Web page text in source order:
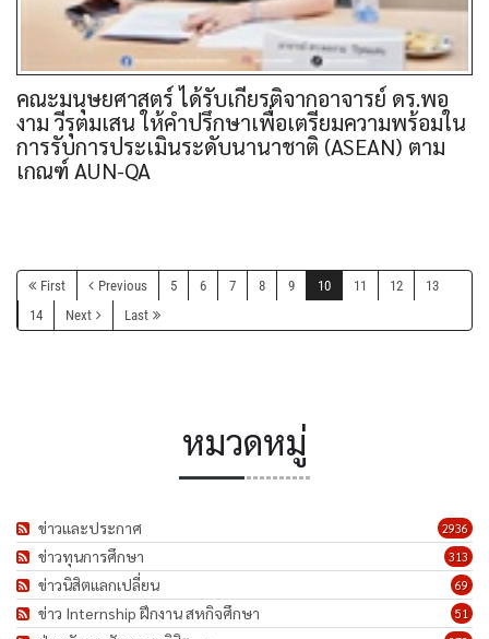
คณะมนุษยศาสตร์ ได้รับเกียรติจากอาจารย์ ดร.พอ
งาม วีรุตมเสน ให้คำปรึกษาเพื่อเตรียมความพร้อมใน
การรับการประเมินระดับนานาชาติ (ASEAN) ตาม
เกณฑ์ AUN-QA
First Previous 5 6 7 8 9 10 11 12
13
14
Next Last
หมวดหมู่
2936
ข่าวและประกาศ
313
ข่าวทุนการศึกษา
69
ข่าวนิสิตแลกเปลี่ยน
51
ข่าว Internship ฝึกงาน สหกิจศึกษา